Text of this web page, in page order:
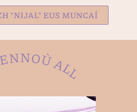
"NIJAL" EUS MUNCAÍ
ALL